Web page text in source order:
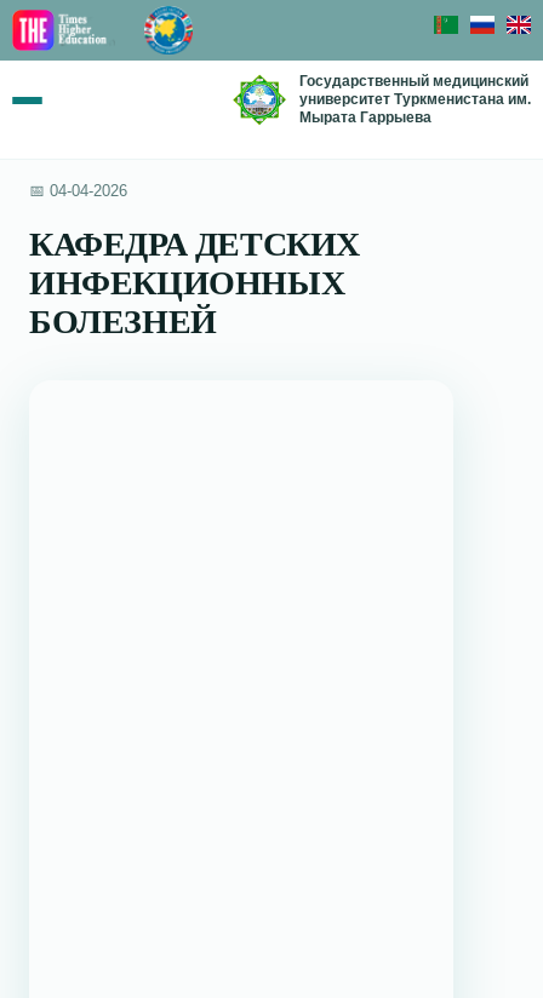
Государственный медицинский
университет Туркменистана им.
Мырата Гаррыева
📅 04-04-2026
КАФЕДРА ДЕТСКИХ
ИНФЕКЦИОННЫХ
БОЛЕЗНЕЙ